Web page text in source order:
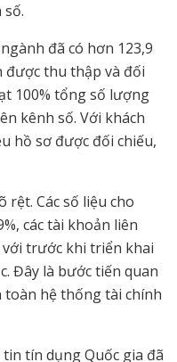
số.
đã có hơn 123,9
được thu thập và đối
100% tổng số lượng
kênh số. Với khách
hồ sơ được đối chiếu,
rệt. Các số liệu cho
các tài khoản liên
với trước khi triển khai
Đây là bước tiến quan
hệ thống tài chính
tín dụng Quốc gia đã